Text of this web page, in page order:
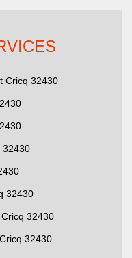
Cricq 32430
32430
32430
32430
32430